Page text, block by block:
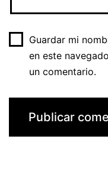
Guardar mi
en este
un comentario.